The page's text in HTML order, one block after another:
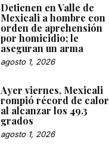
Detienen en Valle de
Mexicali a hombre con
orden de aprehensión
por homicidio; le
aseguran un arma
agosto 1, 2026
Ayer viernes, Mexicali
rompió récord de calor
al alcanzar los 49.3
grados
agosto 1, 2026